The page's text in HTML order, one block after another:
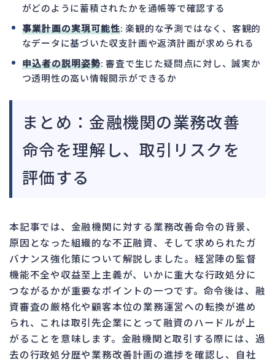
がどのように蓄積されたかを通帳等で確認する
事業計画の実現可能性: 楽観的な予測ではなく、客観的
なデータに基づいた収支計画や返済計画が求められる
申込者の説明姿勢: 審査で生じた疑問点に対し、誠実か
つ透明性の高い情報開示ができるか
まとめ：金融機関の業務改善
命令を理解し、取引リスクを
評価する
本記事では、金融機関に対する業務改善命令の背景、
原因となった組織的な不正融資、そして求められたガ
バナンス強化策について解説しました。経営陣の監督
機能不全や収益至上主義が、いかに重大な行政処分に
つながるかが重要なポイントの一つです。命令後は、融
資審査の厳格化や顧客本位の業務運営への転換が進め
られ、これは取引先企業にとって融資のハードルが上
がることを意味します。金融機関と取引する際には、過
去の行政処分歴や業務改善計画の進捗を確認し、自社